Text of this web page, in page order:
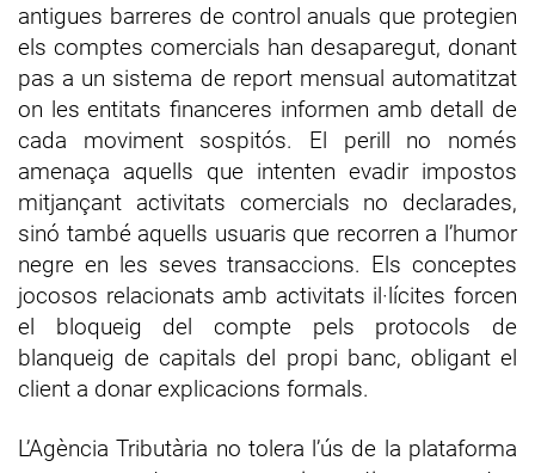
antigues barreres de control anuals que protegien
els comptes comercials han desaparegut, donant
pas a un sistema de report mensual automatitzat
on les entitats financeres informen amb detall de
cada moviment sospitós. El perill no només
amenaça aquells que intenten evadir impostos
mitjançant activitats comercials no declarades,
sinó també aquells usuaris que recorren a l’humor
negre en les seves transaccions. Els conceptes
jocosos relacionats amb activitats il·lícites forcen
el bloqueig del compte pels protocols de
blanqueig de capitals del propi banc, obligant el
client a donar explicacions formals.
L’Agència Tributària no tolera l’ús de la plataforma